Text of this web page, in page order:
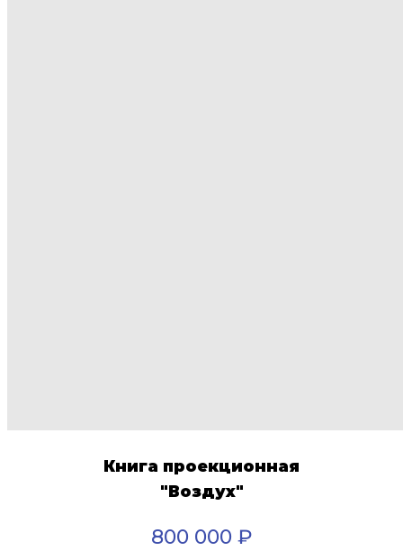
Книга проекционная
"Воздух"
800 000 ₽